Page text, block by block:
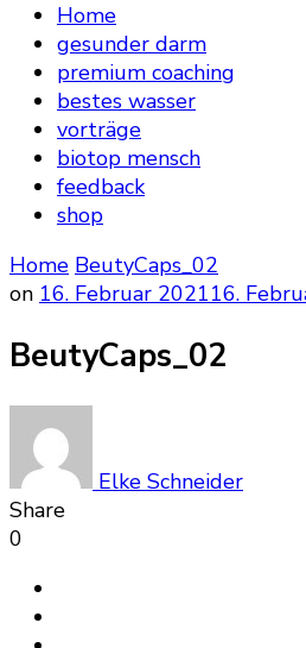
Home
gesunder darm
premium coaching
bestes wasser
vorträge
biotop mensch
feedback
shop
Home BeutyCaps_02
on 16. Februar 202116.
BeutyCaps_02
Elke Schneider
Share
0